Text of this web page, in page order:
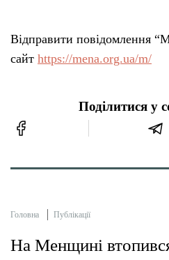
Відправити повідомлення
сайт https://mena.org.ua/m/
Поділитися у
Головна Публікації
На Менщині